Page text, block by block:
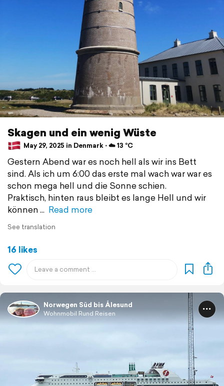
Skagen und ein wenig Wüste
May 29, 2025 in Denmark ⋅ ☁️ 13 °C
Gestern Abend war es noch hell als wir ins Bett
sind. Als ich um 6:00 das erste mal wach war war es
schon mega hell und die Sonne schien.
Praktisch, hinten raus bleibt es lange Hell und wir
können
Read more
See translation
16 likes
Norwegen Süd bis Ålesund
Wohnmobil Rund Reisen